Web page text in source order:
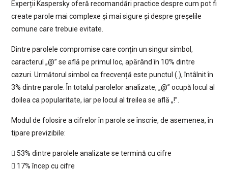
Experții Kaspersky oferă recomandări practice despre cum pot fi
create parole mai complexe și mai sigure și despre greșelile
comune care trebuie evitate.
Dintre parolele compromise care conțin un singur simbol,
caracterul „@” se află pe primul loc, apărând în 10% dintre
cazuri. Următorul simbol ca frecvență este punctul (.), întâlnit în
3% dintre parole. În totalul parolelor analizate, „@” ocupă locul al
doilea ca popularitate, iar pe locul al treilea se află „!”.
Modul de folosire a cifrelor în parole se înscrie, de asemenea, în
tipare previzibile:
 53% dintre parolele analizate se termină cu cifre
 17% încep cu cifre